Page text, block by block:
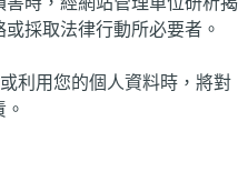
採取法律行動所必要者。
利用您的個人資料時，將對